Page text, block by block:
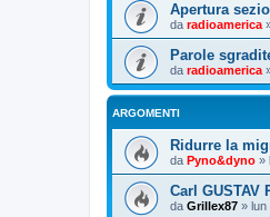
Apertura
da radioamerica
Parole
da radioamerica
ARGOMENTI
Ridurre la
da Pyno&dyno »
Carl GUSTAV
da Grillex87 » lun